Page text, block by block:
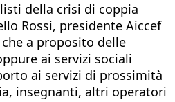
della crisi di coppia
Rossi, presidente Aiccef
a proposito delle
ai servizi sociali
ai servizi di prossimità
insegnanti, altri operatori